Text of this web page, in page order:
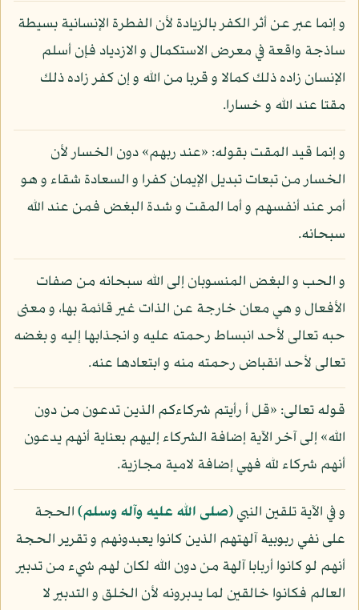
و إنما عبر عن أثر الكفر بالزيادة لأن الفطرة الإنسانية بسيطة
ساذجة واقعة في معرض الاستكمال و الازدياد فإن أسلم
الإنسان زاده ذلك كمالا و قربا من الله و إن كفر زاده ذلك
مقتا عند الله و خسارا.
و إنما قيد المقت بقوله: «عند ربهم» دون الخسار لأن
الخسار من تبعات تبديل الإيمان كفرا و السعادة شقاء و هو
أمر عند أنفسهم و أما المقت و شدة البغض فمن عند الله
سبحانه.
و الحب و البغض المنسوبان إلى الله سبحانه من صفات
الأفعال و هي معان خارجة عن الذات غير قائمة بها، و معنى
حبه تعالى لأحد انبساط رحمته عليه و انجذابها إليه و بغضه
تعالى لأحد انقباض رحمته منه و ابتعادها عنه.
قوله تعالى: «قل أ رأيتم شركاءكم الذين تدعون من دون
الله» إلى آخر الآية إضافة الشركاء إليهم بعناية أنهم يدعون
أنهم شركاء لله فهي إضافة لامية مجازية.
و في الآية تلقين النبي(صلى الله عليه وآله وسلم)الحجة
على نفي ربوبية آلهتهم الذين كانوا يعبدونهم و تقرير الحجة
أنهم لو كانوا أربابا آلهة من دون الله لكان لهم شيء من تدبير
العالم فكانوا خالقين لما يدبرونه لأن الخلق و التدبير لا